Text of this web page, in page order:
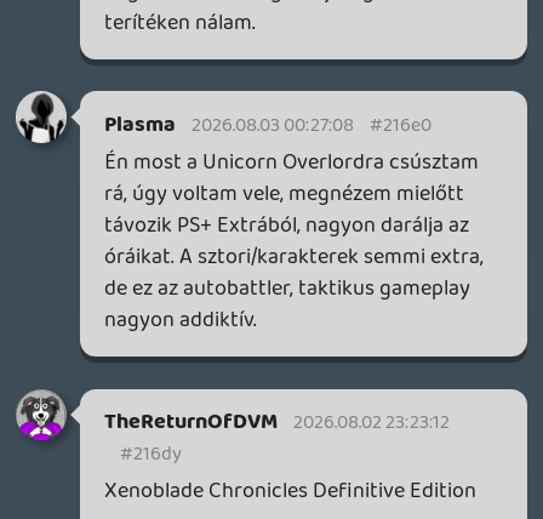
Komolyan, szerelmes vagyok ebbe a
játékba! Az égvilágon semmit nem
reformál meg, de amit csinál, azt nagyon
jól csinálja. Egy tökéletes hétpontos,
hangozzék ez bármennyire paradox
módon. Papírforma szerint mostanra (~24
óra) rég unnom kéne és mégse. Nekem
kimondottan imponál, hogy nem akar túl
sokat markolni (és nem is veszi komolyan
magát), ellenben amit vállalt, azt csont
nélkül hozza. A fegyverek audiovizuális
visszacsatolása - világbajnok csonkolással
kombinálva - ANNYIRA kielégítő érzés.
Ehhez képest itt, az oldalon mintha
teszt és nem került fel senkinek az év végi
listájára (vagy legalábbis nem jutott a Top